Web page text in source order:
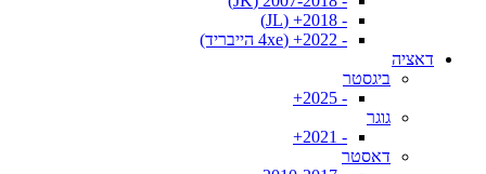
- 2018+ (JL)
- 2022+ (4xe הייבריד)
דאציה
ביגסטר
- 2025+
גוגר
- 2021+
דאסטר